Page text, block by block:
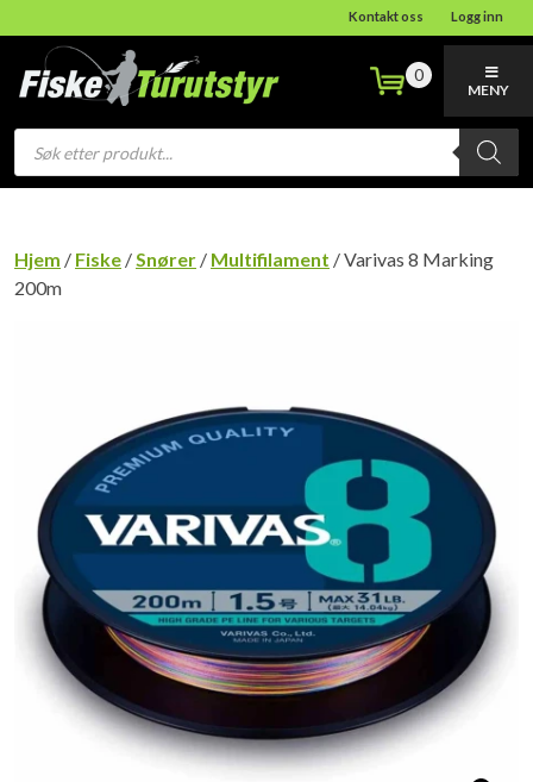
Kontakt oss Logg inn
Products
search
0
MENY
Hjem / Fiske /Snører / Multifilament / Varivas 8 Marking
200m